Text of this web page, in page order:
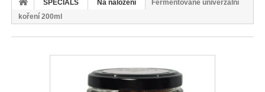
SPECIALS Na naložení
Fermentované univerzální
koření 200ml